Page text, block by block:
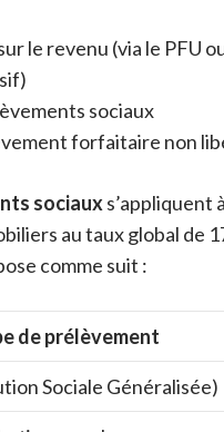
le revenu (via le PFU
sociaux
forfaitaire non
sociaux s’appliquent
au taux global de
comme suit :
de prélèvement
Sociale Généralisée)